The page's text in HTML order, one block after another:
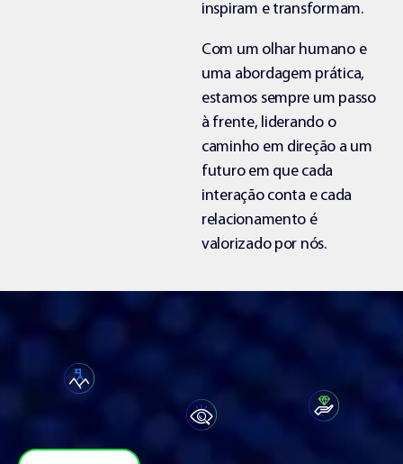
inspiram e transformam.
Com um olhar humano e
uma abordagem prática,
estamos sempre um passo
à frente, liderando o
caminho em direção a um
futuro em que cada
interação conta e cada
relacionamento é
valorizado por nós.